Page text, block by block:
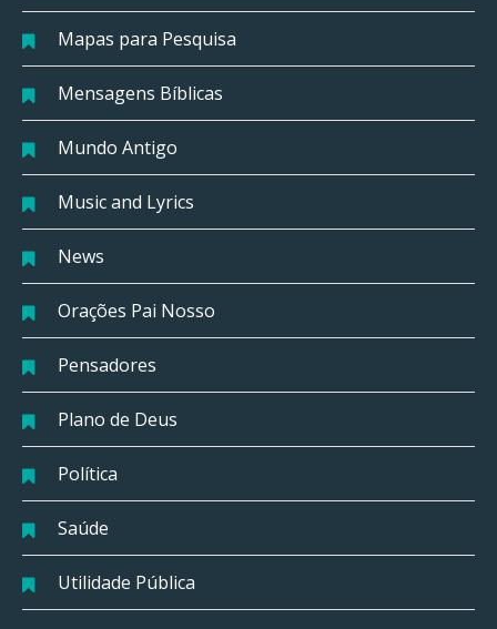
Mapas para Pesquisa
Mensagens Bíblicas
Mundo Antigo
Music and Lyrics
News
Orações Pai Nosso
Pensadores
Plano de Deus
Política
Saúde
Utilidade Pública